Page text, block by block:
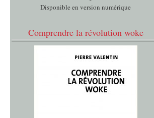
Disponible en version numérique
Comprendre la révolution woke